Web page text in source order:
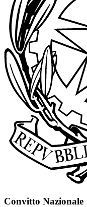
Convitto